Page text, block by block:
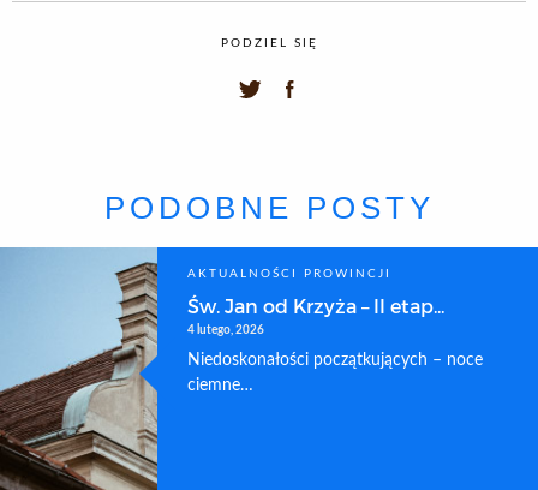
PODZIEL SIĘ
PODOBNE POSTY
AKTUALNOŚCI PROWINCJI
Św. Jan od Krzyża – II etap...
4 lutego, 2026
Niedoskonałości początkujących – noce
ciemne…